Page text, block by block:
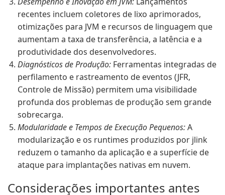
recentes incluem coletores de lixo aprimorados,
otimizações para JVM e recursos de linguagem que
aumentam a taxa de transferência, a latência e a
produtividade dos desenvolvedores.
Diagnósticos de Produção: Ferramentas integradas de
perfilamento e rastreamento de eventos (JFR,
Controle de Missão) permitem uma visibilidade
profunda dos problemas de produção sem grande
sobrecarga.
Modularidade e Tempos de Execução Pequenos:A
modularização e os runtimes produzidos por jlink
reduzem o tamanho da aplicação e a superfície de
ataque para implantações nativas em nuvem.
Considerações importantes antes